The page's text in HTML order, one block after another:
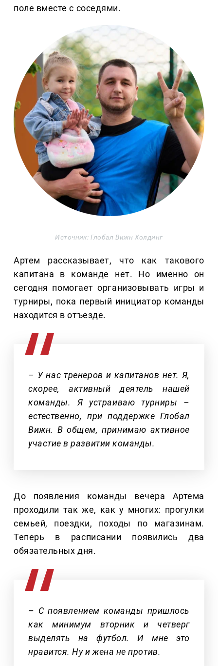
поле вместе с соседями.
Источник: Глобал Вижн Холдинг
Артем рассказывает, что как такового
капитана в команде нет. Но именно он
сегодня помогает организовывать игры и
турниры, пока первый инициатор команды
находится в отъезде.
– У нас тренеров и капитанов нет. Я,
скорее, активный деятель нашей
команды. Я устраиваю турниры –
естественно, при поддержке Глобал
Вижн. В общем, принимаю активное
участие в развитии команды.
До появления команды вечера Артема
проходили так же, как у многих: прогулки
семьей, поездки, походы по магазинам.
Теперь в расписании появились два
обязательных дня.
– С появлением команды пришлось
как минимум вторник и четверг
выделять на футбол. И мне это
нравится. Ну и жена не против.